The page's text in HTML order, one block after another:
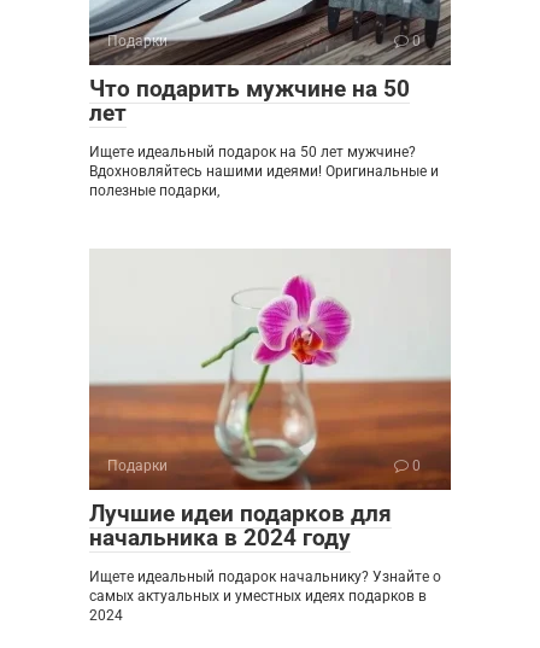
Подарки 0
Что подарить мужчине на 50
лет
Ищете идеальный подарок на 50 лет мужчине?
Вдохновляйтесь нашими идеями! Оригинальные и
полезные подарки,
Подарки 0
Лучшие идеи подарков для
начальника в 2024 году
Ищете идеальный подарок начальнику? Узнайте о
самых актуальных и уместных идеях подарков в
2024